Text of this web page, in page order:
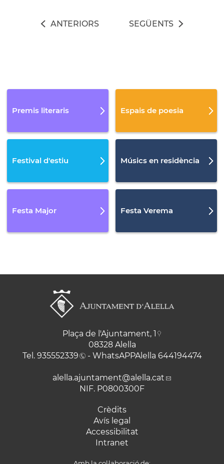
ANTERIORS SEGÜENTS
Premis literaris Espais de poesia
Festival d'estiu Músics en residència
Festa Major Festa Verema
Plaça de l'Ajuntament, 1
08328 Alella
Tel. 935552339 - WhatsAPPAlella 644194474
alella.ajuntament@alella.cat
NIF. P0800300F
Crèdits
Avís legal
Accessibilitat
Intranet